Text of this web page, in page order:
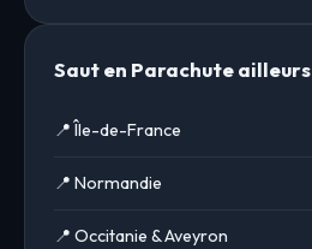
Saut en Parachute ailleurs
📍 Île-de-France
📍 Normandie
📍 Occitanie & Aveyron